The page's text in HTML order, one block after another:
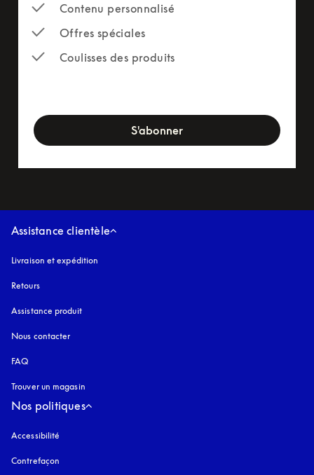
Contenu personnalisé
Offres spéciales
Coulisses des produits
S'abonner
Assistance clientèle
Livraison et expédition
Retours
Assistance produit
Nous contacter
FAQ
Trouver un magasin
Nos politiques
Accessibilité
Contrefaçon